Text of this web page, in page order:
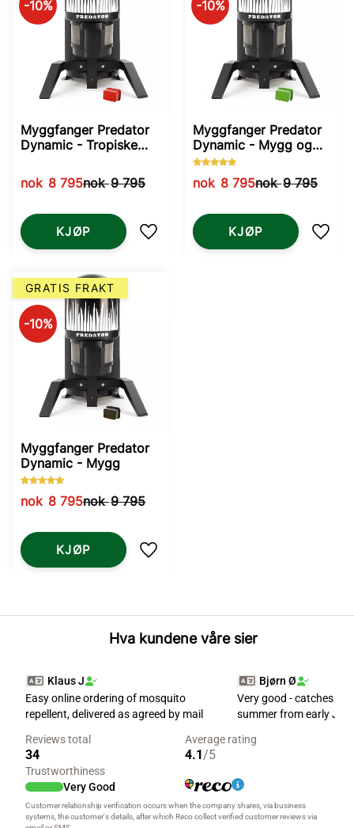
Myggfanger Predator
Dynamic - Tropiske
nok 8 795nok9 795
10%
Lagre som favoritt
KJØP
Myggfanger Predator
Dynamic - Mygg og
Knott
nok 8 795nok9 795
10%
KJØP
Myggfanger Predator
Dynamic - Mygg
nok 8 795nok9 795
10%
GRATIS FRAKT
Lagre som favoritt
KJØP
Hva kundene våre sier